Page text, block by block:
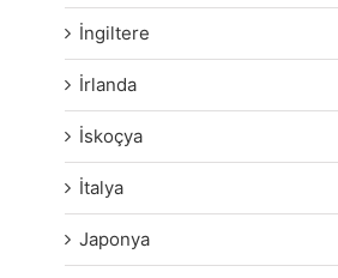
İngiltere
İrlanda
İskoçya
İtalya
Japonya